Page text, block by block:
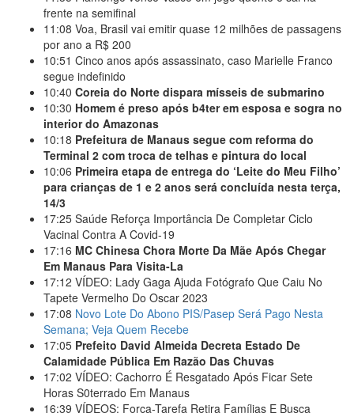
frente na semifinal
11:08 Voa, Brasil vai emitir quase 12 milhões de passagens
por ano a R$ 200
10:51 Cinco anos após assassinato, caso Marielle Franco
segue indefinido
10:40 Coreia do Norte dispara mísseis de submarino
10:30 Homem é preso após b4ter em esposa e sogra no
interior do Amazonas
10:18 Prefeitura de Manaus segue com reforma do
Terminal 2 com troca de telhas e pintura do local
10:06 Primeira etapa de entrega do ‘Leite do Meu Filho’
para crianças de 1 e 2 anos será concluída nesta terça,
14/3
17:25 Saúde Reforça Importância De Completar Ciclo
Vacinal Contra A Covid-19
17:16 MC Chinesa Chora Morte Da Mãe Após Chegar
Em Manaus Para Visita-La
17:12 VÍDEO: Lady Gaga Ajuda Fotógrafo Que Caiu No
Tapete Vermelho Do Oscar 2023
17:08 Novo Lote Do Abono PIS/Pasep Será Pago Nesta
Semana; Veja Quem Recebe
17:05 Prefeito David Almeida Decreta Estado De
Calamidade Pública Em Razão Das Chuvas
17:02 VÍDEO: Cachorro É Resgatado Após Ficar Sete
Horas S0terrado Em Manaus
16:39 VÍDEOS: Força-Tarefa Retira Famílias E Busca